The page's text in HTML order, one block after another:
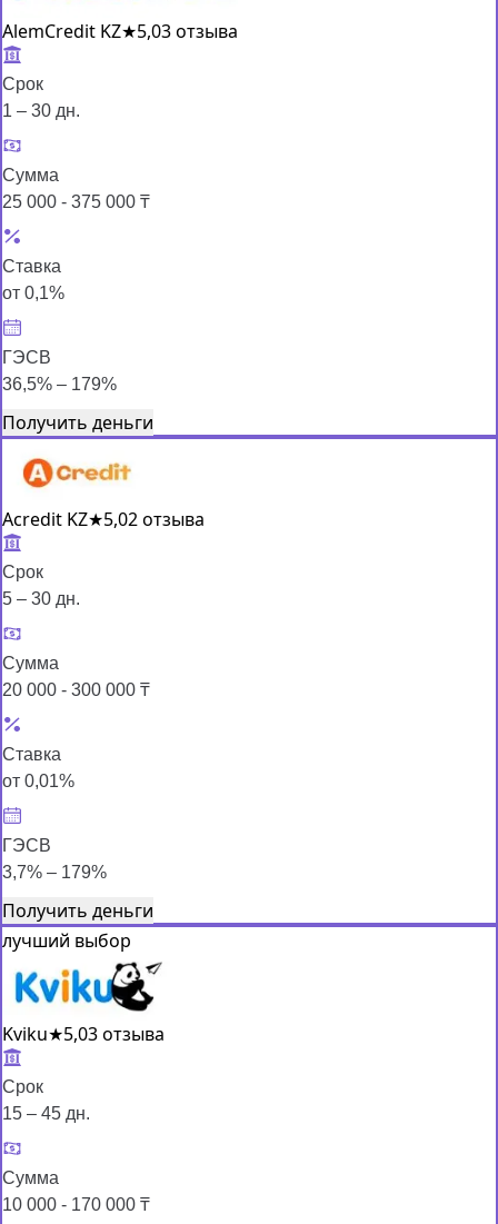
AlemCredit KZ★5,03 отзыва
Срок
1 – 30 дн.
Сумма
25 000 - 375 000 ₸
Ставка
от 0,1%
ГЭСВ
36,5% – 179%
Получить деньги
Acredit KZ★5,02 отзыва
Срок
5 – 30 дн.
Сумма
20 000 - 300 000 ₸
Ставка
от 0,01%
ГЭСВ
3,7% – 179%
Получить деньги
лучший выбор
Kviku★5,03 отзыва
Срок
15 – 45 дн.
Сумма
10 000 - 170 000 ₸